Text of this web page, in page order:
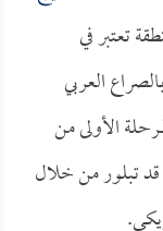
تعتبر في
العربي
الأولى من
قد تبلور من خلال